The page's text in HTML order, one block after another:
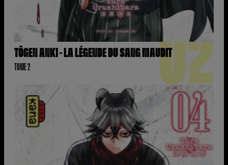
TÔGEN ANKI - LA LÉGENDE DU SANG MAUDIT
TOME 2 02